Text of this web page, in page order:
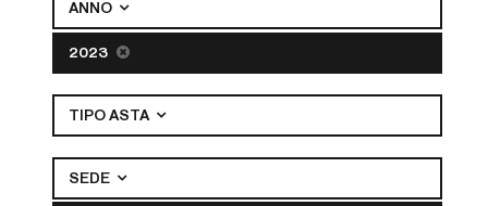
ANNO
2023
TIPO ASTA
SEDE